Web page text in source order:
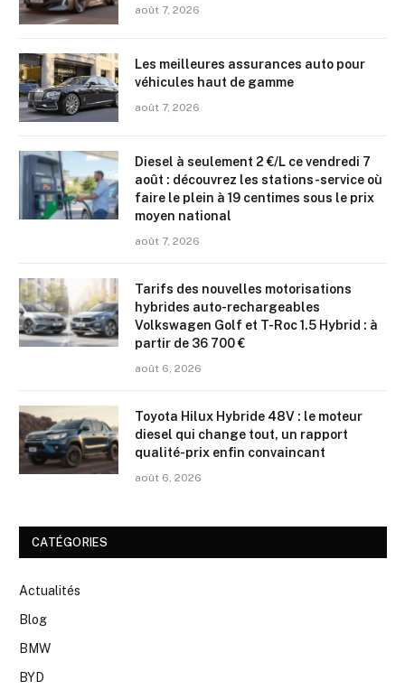
août 7, 2026
Les meilleures assurances auto pour
véhicules haut de gamme
août 7, 2026
Diesel à seulement 2 €/L ce vendredi 7
août : découvrez les stations-service où
faire le plein à 19 centimes sous le prix
moyen national
août 7, 2026
Tarifs des nouvelles motorisations
hybrides auto-rechargeables
Volkswagen Golf et T-Roc 1.5 Hybrid : à
partir de 36 700 €
août 6, 2026
Toyota Hilux Hybride 48V : le moteur
diesel qui change tout, un rapport
qualité-prix enfin convaincant
août 6, 2026
CATÉGORIES
Actualités
Blog
BMW
BYD